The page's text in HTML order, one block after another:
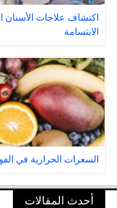
اكتشاف علاجات الأسنان
الابتسامة
السعرات الحرارية في
أحدث المقالات